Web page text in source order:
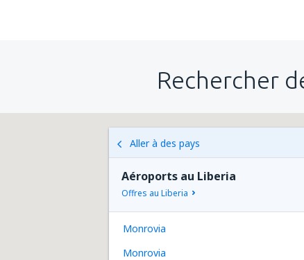
Rechercher
Aller à des pays
Aéroports au Liberia
Offres au Liberia
Monrovia
Monrovia